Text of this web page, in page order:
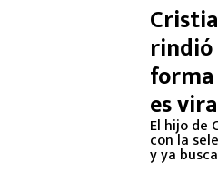
rindió
forma
es
El hijo de
con la
y ya